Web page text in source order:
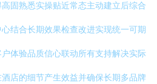
固熟悉实操贴近常态主动建立后综合
结合长期效果检查改进实现统一可期
体验品质信心联动所有支持解决实际
店的细节产生效益并确保长期多品牌